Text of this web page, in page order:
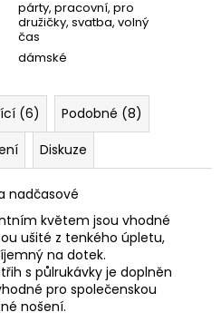
párty, pracovní, pro
družičky, svatba, volný
čas
dámské
(6)
Podobné (8)
Diskuze
nadčasové
květem jsou vhodné
ušité z tenkého úpletu,
na dotek.
s půlrukávky je doplněn
pro společenskou
nošení.